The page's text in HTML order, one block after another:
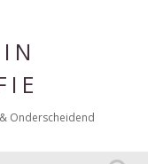
Onderscheidend